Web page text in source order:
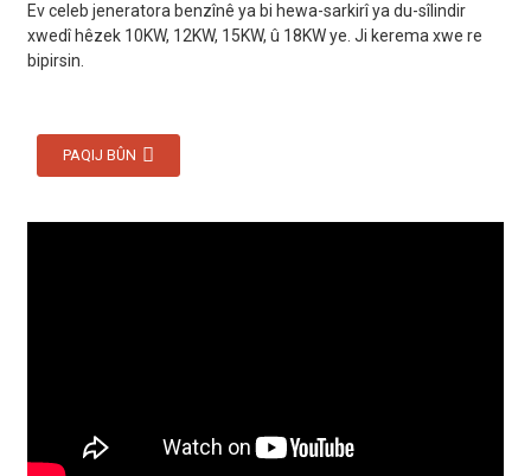
Ev celeb jeneratora benzînê ya bi hewa-sarkirî ya du-sîlindir
xwedî hêzek 10KW, 12KW, 15KW, û 18KW ye. Ji kerema xwe re
bipirsin.
PAQIJ BÛN